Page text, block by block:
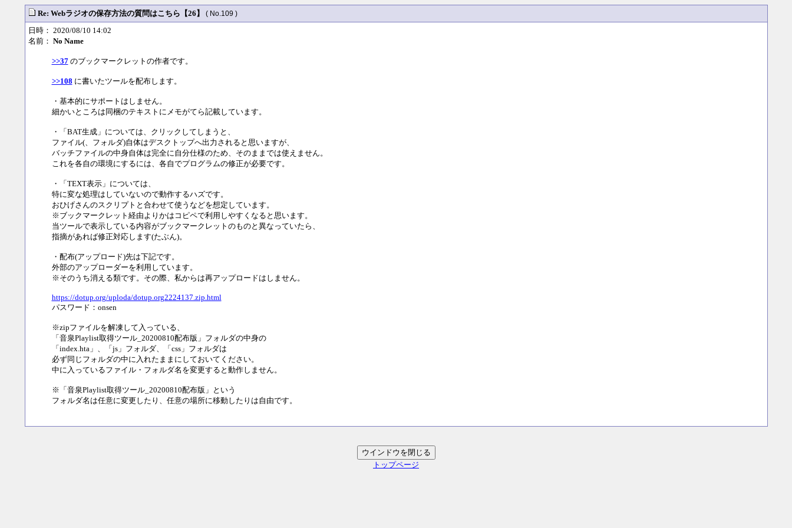
Re: Webラジオの保存方法の質問はこちら【26】 ( No.109 )
日時： 2020/08/10 14:02
名前： No Name
>>37のブックマークレットの作者です。
>>108 に書いたツールを配布します。
・基本的にサポートはしません。
細かいところは同梱のテキストにメモがてら記載しています。
・「BAT生成」については、クリックしてしまうと、
ファイル(、フォルダ)自体はデスクトップへ出力されると思いますが、
バッチファイルの中身自体は完全に自分仕様のため、そのままでは使えません。
これを各自の環境にするには、各自でプログラムの修正が必要です。
・「TEXT表示」については、
特に変な処理はしていないので動作するハズです。
おひげさんのスクリプトと合わせて使うなどを想定しています。
※ブックマークレット経由よりかはコピペで利用しやすくなると思います。
当ツールで表示している内容がブックマークレットのものと異なっていたら、
指摘があれば修正対応します(たぶん)。
・配布(アップロード)先は下記です。
外部のアップローダーを利用しています。
※そのうち消える類です。その際、私からは再アップロードはしません。
https://dotup.org/uploda/dotup.org2224137.zip.html
パスワード：onsen
※zipファイルを解凍して入っている、
「音泉Playlist取得ツール_20200810配布版」フォルダの中身の
「index.hta」、「js」フォルダ、「css」フォルダは
必ず同じフォルダの中に入れたままにしておいてください。
中に入っているファイル・フォルダ名を変更すると動作しません。
※「音泉Playlist取得ツール_20200810配布版」という
フォルダ名は任意に変更したり、任意の場所に移動したりは自由です。
トップページ